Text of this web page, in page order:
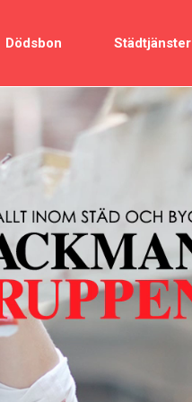
Dödsbon Städtjänster